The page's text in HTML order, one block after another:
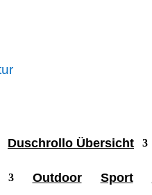
Duschrollo Übersicht
Outdoor Sport